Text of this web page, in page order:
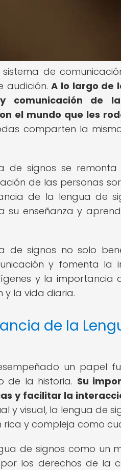
de
audición.A lo largo de
comunicación de
el mundo que les
comparten la
de signos se
de las personas
de la lengua de
enseñanza y
de signos no solo
y fomenta la
y la
y la vida diaria.
de la
un papel
de la historia. Su
y facilitar la
y visual, la lengua de
y compleja como
de signos como un
los derechos de la